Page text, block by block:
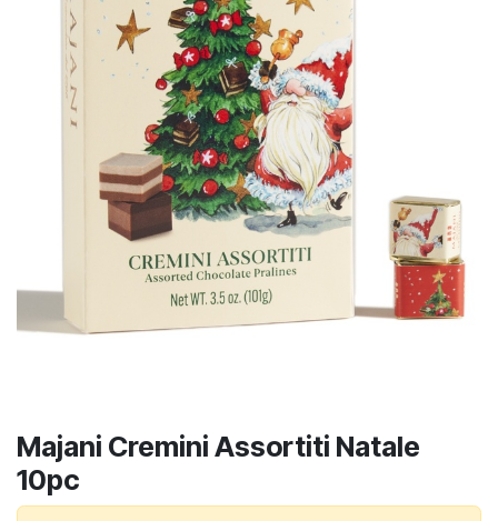
Majani Cremini Assortiti Natale
10pc